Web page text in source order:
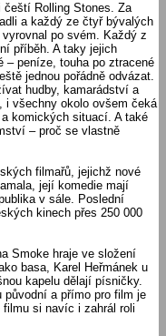
čeští Rolling Stones. Za
a každý ze čtyř bývalých
po svém. Každý z
příběh. A taky jejich
– peníze, touha po ztracené
jednou pořádně odvázat.
hudby, kamarádství a
i všechny okolo ovšem čeká
komických situací. A také
– proč se vlastně
filmařů, jejichž nové
její komedie mají
v sále. Poslední
kinech přes 250 000
Smoke hraje ve složení
basa, Karel Heřmánek u
kapelu dělají písničky.
původní a přímo pro film je
si navíc i zahrál roli